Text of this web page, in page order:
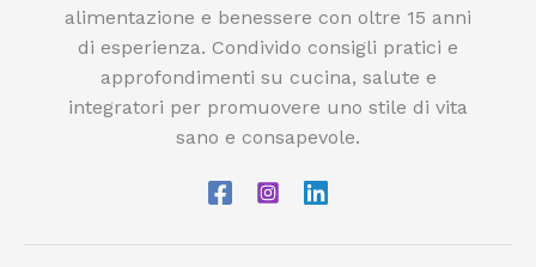
alimentazione e benessere con oltre 15 anni
di esperienza. Condivido consigli pratici e
approfondimenti su cucina, salute e
integratori per promuovere uno stile di vita
sano e consapevole.